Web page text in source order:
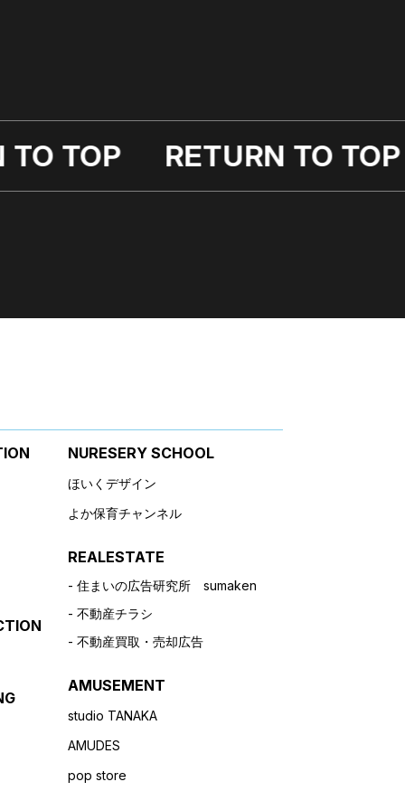
TO TOP RETURN
NURESERY SCHOOL
ほいくデザイン
よか保育チャンネル
REALESTATE
住まいの広告研究所 sumaken
不動産チラシ
不動産買取・売却広告
AMUSEMENT
studio TANAKA
AMUDES
pop store